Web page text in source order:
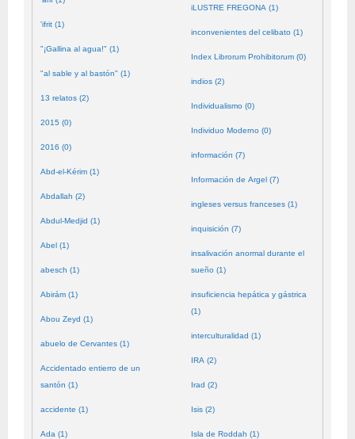
'ifrit (1)
"¡Gallina al agua!" (1)
"al sable y al bastón" (1)
13 relatos (2)
2015 (0)
2016 (0)
Abd-el-Kérim (1)
Abdallah (2)
Abdul-Medjid (1)
Abel (1)
abesch (1)
Abirám (1)
Abou Zeyd (1)
abuelo de Cervantes (1)
Accidentado entierro de un
santón (1)
accidente (1)
Ada (1)
iLUSTRE FREGONA (1)
inconvenientes del celibato (1)
Index Librorum Prohibitorum (0)
indios (2)
Individualismo (0)
Individuo Moderno (0)
información (7)
Información de Argel (7)
ingleses versus franceses (1)
inquisición (7)
insalivación anormal durante el
sueño (1)
insuficiencia hepática y gástrica
(1)
interculturalidad (1)
IRA (2)
Irad (2)
Isis (2)
Isla de Roddah (1)